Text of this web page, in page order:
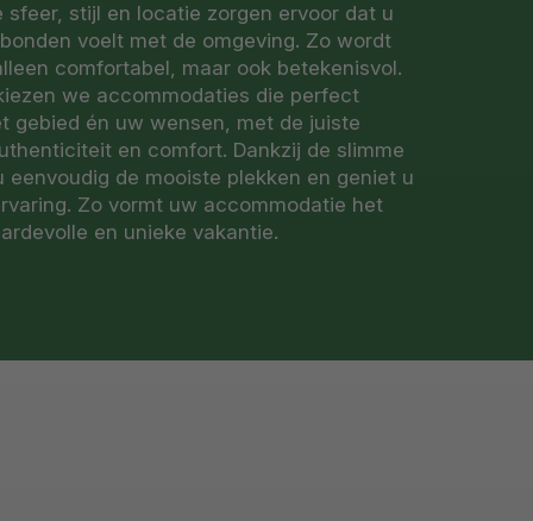
sfeer, stijl en locatie zorgen ervoor dat u
voelt met de omgeving. Zo wordt
comfortabel, maar ook betekenisvol.
we accommodaties die perfect
gebied én uw wensen, met de juiste
en comfort. Dankzij de slimme
eenvoudig de mooiste plekken en geniet u
Zo vormt uw accommodatie het
en unieke vakantie.